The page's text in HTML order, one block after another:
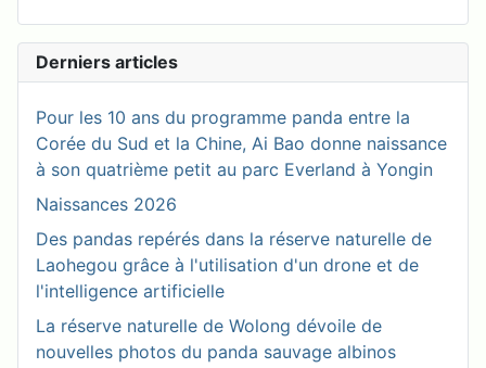
Derniers articles
Pour les 10 ans du programme panda entre la
Corée du Sud et la Chine, Ai Bao donne naissance
à son quatrième petit au parc Everland à Yongin
Naissances 2026
Des pandas repérés dans la réserve naturelle de
Laohegou grâce à l'utilisation d'un drone et de
l'intelligence artificielle
La réserve naturelle de Wolong dévoile de
nouvelles photos du panda sauvage albinos